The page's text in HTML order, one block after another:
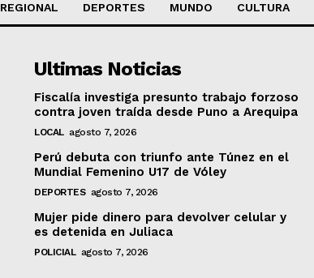
REGIONAL DEPORTES MUNDO CULTURA
Ultimas Noticias
Fiscalía investiga presunto trabajo forzoso
contra joven traída desde Puno a Arequipa
LOCAL agosto 7, 2026
Perú debuta con triunfo ante Túnez en el
Mundial Femenino U17 de Vóley
DEPORTES agosto 7, 2026
Mujer pide dinero para devolver celular y
es detenida en Juliaca
POLICIAL agosto 7, 2026